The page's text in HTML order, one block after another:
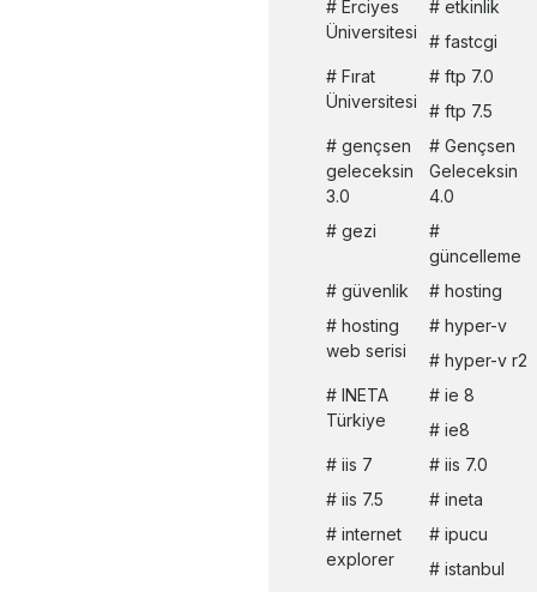
Erciyes
Üniversitesi
etkinlik
fastcgi
Fırat
Üniversitesi
ftp 7.0
ftp 7.5
gençsen
geleceksin
3.0
Gençsen
Geleceksin
4.0
gezi
güncelleme
güvenlik
hosting
hosting
web serisi
hyper-v
hyper-v r2
INETA
Türkiye
ie 8
ie8
iis 7
iis 7.0
iis 7.5
ineta
internet
explorer
ipucu
istanbul